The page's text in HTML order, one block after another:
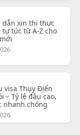
dẫn xin thị thực
tự túc từ A-Z cho
visa Thụy Điển
– Tỷ lệ đậu cao,
nhanh chóng